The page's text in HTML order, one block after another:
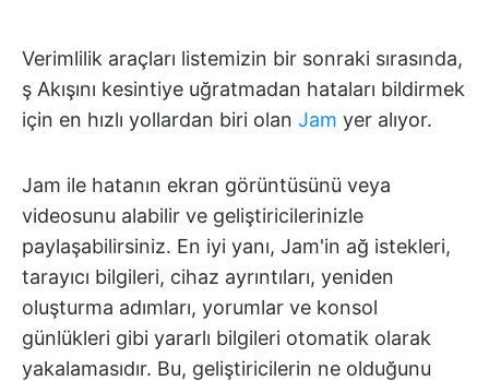
Verimlilik araçları listemizin bir sonraki sırasında,
ş Akışını kesintiye uğratmadan hataları bildirmek
için en hızlı yollardan biri olan Jam yer alıyor.
Jam ile hatanın ekran görüntüsünü veya
videosunu alabilir ve geliştiricilerinizle
paylaşabilirsiniz. En iyi yanı, Jam'in ağ istekleri,
tarayıcı bilgileri, cihaz ayrıntıları, yeniden
oluşturma adımları, yorumlar ve konsol
günlükleri gibi yararlı bilgileri otomatik olarak
yakalamasıdır. Bu, geliştiricilerin ne olduğunu